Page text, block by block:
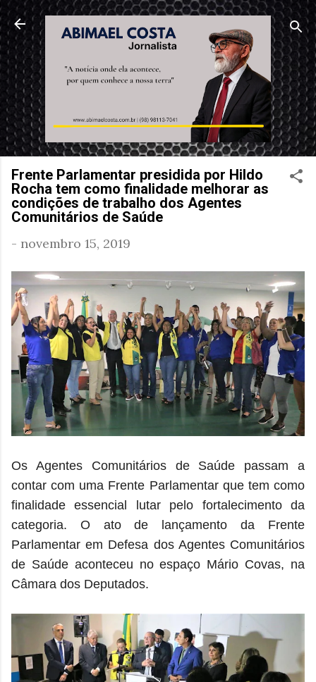
Pular para o conteúdo principal
Frente Parlamentar presidida por Hildo
Rocha tem como finalidade melhorar as
condições de trabalho dos Agentes
Comunitários de Saúde
- novembro 15, 2019
Os Agentes Comunitários de Saúde passam a
contar com uma Frente Parlamentar que tem como
finalidade essencial lutar pelo fortalecimento da
categoria. O ato de lançamento da Frente
Parlamentar em Defesa dos Agentes Comunitários
de Saúde aconteceu no espaço Mário Covas, na
Câmara dos Deputados.